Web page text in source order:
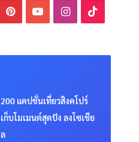
PinterestYouTubeInstagram
200 แคปชั่นเที่ยวสิงคโปร์
เก็บโมเมนต์สุดปัง ลงโซเชีย
ล